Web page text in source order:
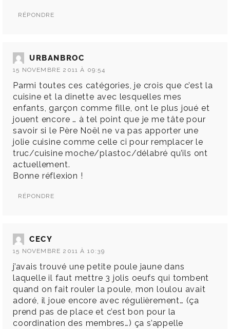
RÉPONDRE
URBANBROC
15 NOVEMBRE 2011 À 09:54
Parmi toutes ces catégories, je crois que c’est la
cuisine et la dinette avec lesquelles mes
enfants, garçon comme fille, ont le plus joué et
jouent encore … à tel point que je me tâte pour
savoir si le Père Noël ne va pas apporter une
jolie cuisine comme celle ci pour remplacer le
truc/cuisine moche/plastoc/délabré qu’ils ont
actuellement.
Bonne réflexion !
RÉPONDRE
CECY
15 NOVEMBRE 2011 À 10:39
j’avais trouvé une petite poule jaune dans
laquelle il faut mettre 3 jolis oeufs qui tombent
quand on fait rouler la poule, mon loulou avait
adoré, il joue encore avec régulièrement… (ça
prend pas de place et c’est bon pour la
coordination des membres…) ça s’appelle